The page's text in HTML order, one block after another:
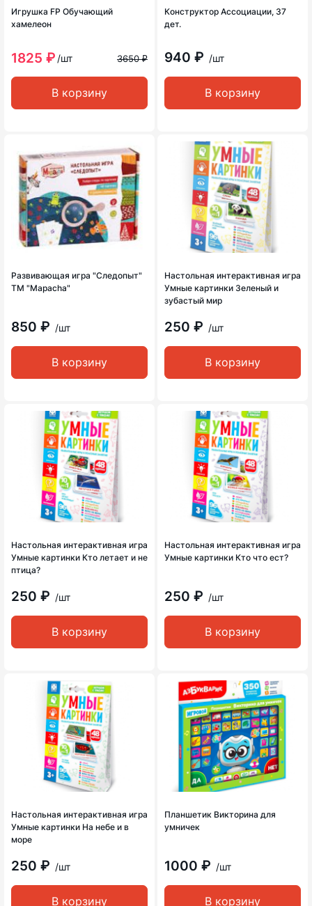
Игрушка FP Обучающий
хамелеон
1825 ₽ /шт 3650 ₽
В корзину
Конструктор Ассоциации, 37
дет.
940 ₽ /шт
В корзину
Развивающая игра "Следопыт"
ТМ "Mapacha"
850 ₽ /шт
В корзину
Настольная интерактивная игра
Умные картинки Зеленый и
зубастый мир
250 ₽ /шт
В корзину
Настольная интерактивная игра
Умные картинки Кто летает и не
птица?
250 ₽ /шт
В корзину
Настольная интерактивная игра
Умные картинки Кто что ест?
250 ₽ /шт
В корзину
Настольная интерактивная игра
Умные картинки На небе и в
море
250 ₽ /шт
В корзину
Планшетик Викторина для
умничек
1000 ₽ /шт
В корзину